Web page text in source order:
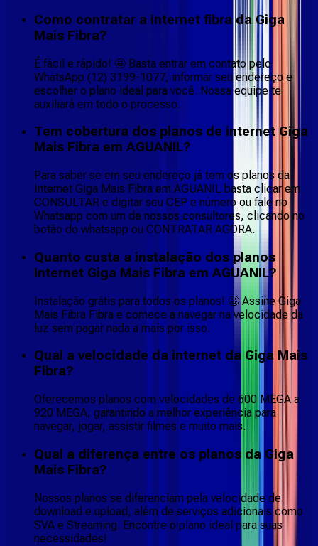
Como contratar a internet fibra da Giga
Mais Fibra?
É fácil e rápido! 🤩 Basta entrar em contato pelo
WhatsApp (12) 3199-1077, informar seu endereço e
escolher o plano ideal para você. Nossa equipe te
auxiliará em todo o processo.
Tem cobertura dos planos de internet Giga
Mais Fibra em AGUANIL?
Para saber se em seu endereço já tem os planos da
Internet Giga Mais Fibra em AGUANIL basta clicar em
CONSULTAR e digitar seu CEP e número ou fale no
Whatsapp com um de nossos consultores, clicando no
botão do whatsapp ou CONTRATAR AGORA.
Quanto custa a instalação dos planos
Internet Giga Mais Fibra em AGUANIL?
Instalação grátis para todos os planos! 🤩 Assine Giga
Mais Fibra Fibra e comece a navegar na velocidade da
luz sem pagar nada a mais por isso.
Qual a velocidade da internet da Giga Mais
Fibra?
Oferecemos planos com velocidades de 600 MEGA a
920 MEGA, garantindo a melhor experiência para
navegar, jogar, assistir filmes e muito mais.
Qual a diferença entre os planos da Giga
Mais Fibra?
Nossos planos se diferenciam pela velocidade de
download e upload, além de serviços adicionais como
SVA e Streaming. Encontre o plano ideal para suas
necessidades!